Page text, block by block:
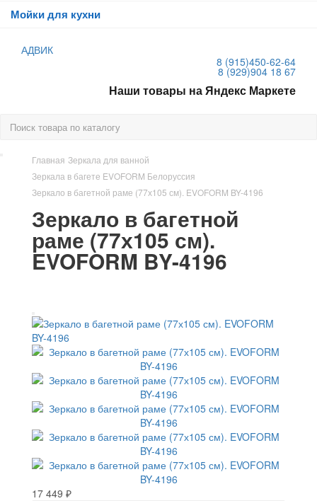
Мойки для кухни
АДВИК
8 (915)450-62-64
8 (929)904 18 67
Наши товары на Яндекс Маркете
Главная Зеркала для ванной
Зеркала в багете EVOFORM Белоруссия
Зеркало в багетной раме (77х105 см). EVOFORM BY-4196
Зеркало в багетной
раме (77х105 см).
EVOFORM BY-4196
17 449 ₽